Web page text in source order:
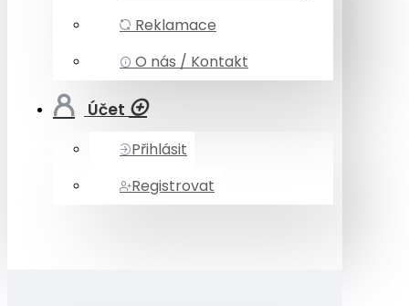
Reklamace
O nás / Kontakt
Účet
Přihlásit
Registrovat